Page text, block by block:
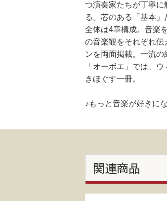
つ演奏家たちが丁寧に
る。芯のある「基本」
全体は4章構成。音楽
の音楽観をそれぞれ
ンを両面掲載。一流
「オーボエ」では、
きほぐす一冊。
♪もっと音楽が好きに
関連商品